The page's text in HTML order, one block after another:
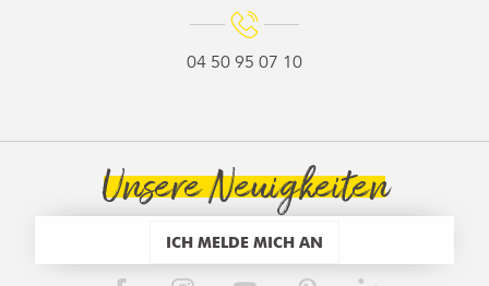
04 50 95 07 10
Unsere Neuigkeiten
ICH MELDE MICH AN